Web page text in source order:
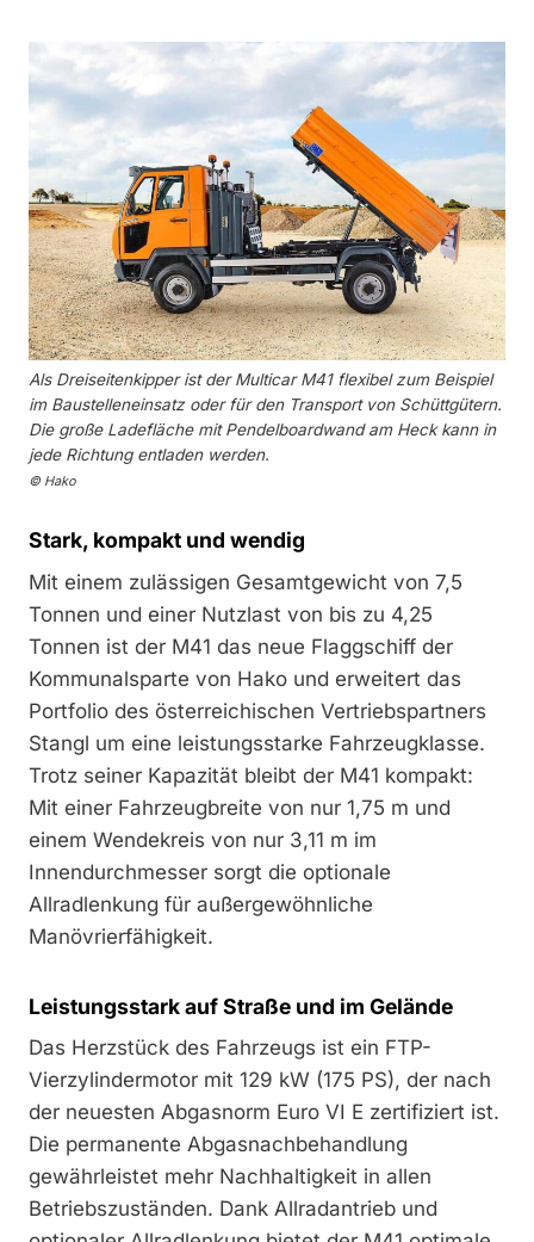
Als Dreiseitenkipper ist der Multicar M41 flexibel zum Beispiel
im Baustelleneinsatz oder für den Transport von Schüttgütern.
Die große Ladefläche mit Pendelboardwand am Heck kann in
jede Richtung entladen werden.
© Hako
Stark, kompakt und wendig
Mit einem zulässigen Gesamtgewicht von 7,5
Tonnen und einer Nutzlast von bis zu 4,25
Tonnen ist der M41 das neue Flaggschiff der
Kommunalsparte von Hako und erweitert das
Portfolio des österreichischen Vertriebspartners
Stangl um eine leistungsstarke Fahrzeugklasse.
Trotz seiner Kapazität bleibt der M41 kompakt:
Mit einer Fahrzeugbreite von nur 1,75 m und
einem Wendekreis von nur 3,11 m im
Innendurchmesser sorgt die optionale
Allradlenkung für außergewöhnliche
Manövrierfähigkeit.
Leistungsstark auf Straße und im Gelände
Das Herzstück des Fahrzeugs ist ein FTP-
Vierzylindermotor mit 129 kW (175 PS), der nach
der neuesten Abgasnorm Euro VI E zertifiziert ist.
Die permanente Abgasnachbehandlung
gewährleistet mehr Nachhaltigkeit in allen
Betriebszuständen. Dank Allradantrieb und